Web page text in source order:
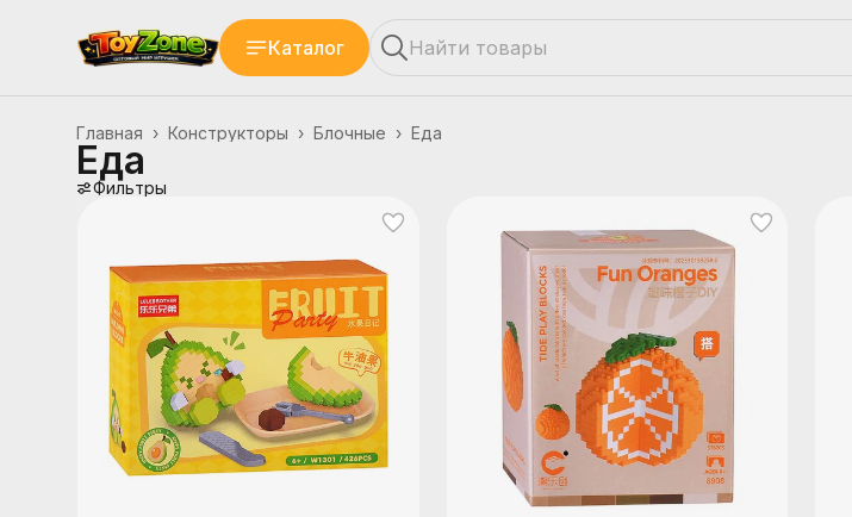
Каталог
Еда
Блочные ›
Конструкторы ›
Главная ›
Еда
Фильтры